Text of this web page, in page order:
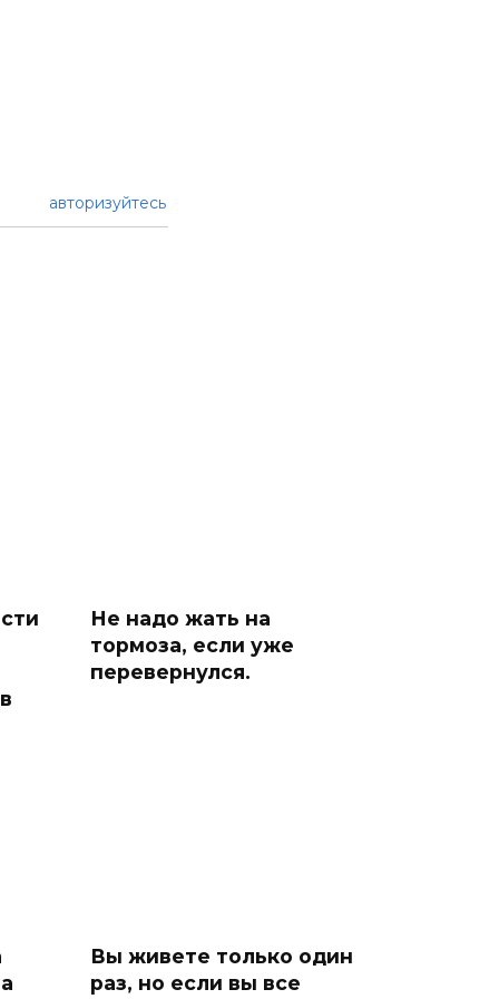
авторизуйтесь
Не надо жать на
тормоза, если уже
перевернулся.
Вы живете только один
раз, но если вы все